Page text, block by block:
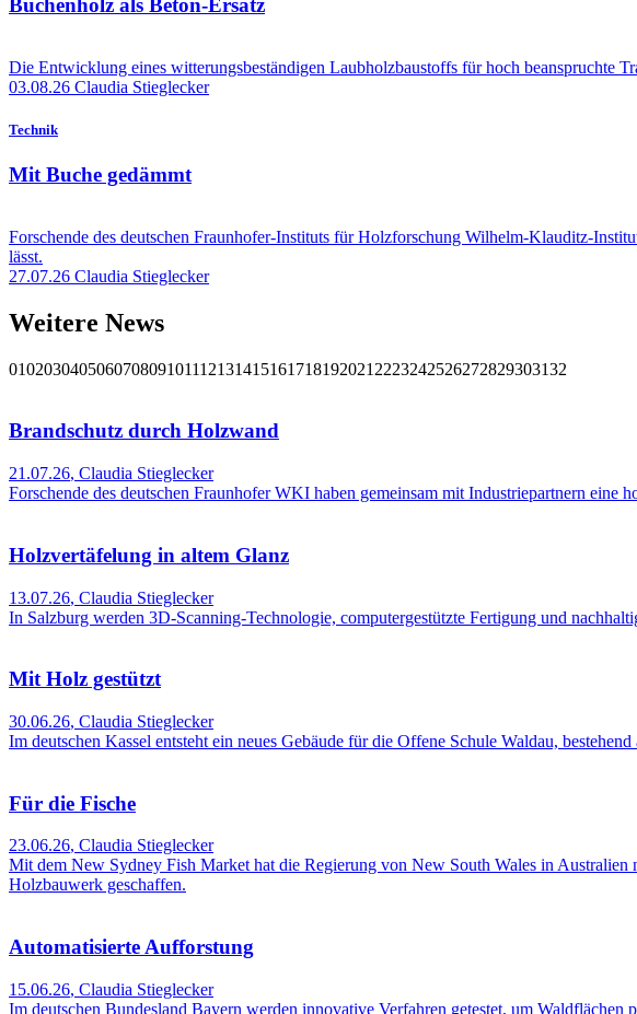
Buchenholz als Beton-Ersatz
Die Entwicklung eines witterungsbeständigen Laubholzbaustoffs für hoch beanspruchte
03.08.26 Claudia Stieglecker
Technik
Mit Buche gedämmt
Forschende des deutschen Fraunhofer-Instituts für Holzforschung Wilhelm-Klauditz-
lässt.
27.07.26 Claudia Stieglecker
Weitere News
010203040506070809101112131415161718192021 2223242526272829303132
Brandschutz durch Holzwand
21.07.26, Claudia Stieglecker
Forschende des deutschen Fraunhofer WKI haben gemeinsam mit Industriepartnern
Holzvertäfelung in altem Glanz
13.07.26, Claudia Stieglecker
In Salzburg werden 3D-Scanning-Technologie, computergestützte Fertigung und
Mit Holz gestützt
30.06.26, Claudia Stieglecker
Im deutschen Kassel entsteht ein neues Gebäude für die Offene Schule Waldau,
Für die Fische
23.06.26, Claudia Stieglecker
Mit dem New Sydney Fish Market hat die Regierung von New South Wales in
Holzbauwerk geschaffen.
Automatisierte Aufforstung
15.06.26, Claudia Stieglecker
Im deutschen Bundesland Bayern werden innovative Verfahren getestet, um Waldflächen